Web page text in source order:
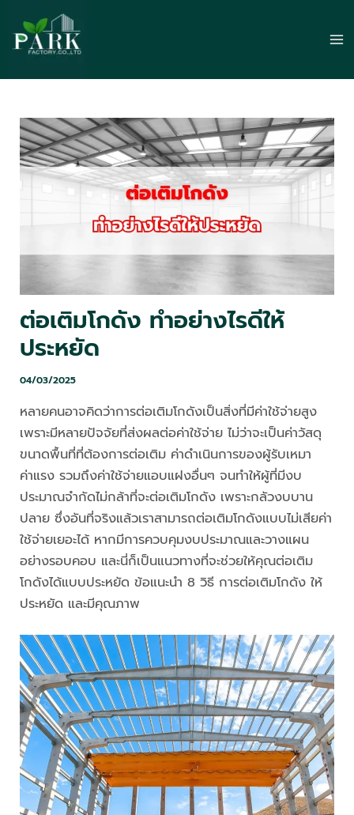
content
ต่อเติมโกดัง ทำอย่างไรดีให้
ประหยัด
04/03/2025
หลายคนอาจคิดว่าการต่อเติมโกดังเป็นสิ่งที่มีค่าใช้จ่ายสูง
เพราะมีหลายปัจจัยที่ส่งผลต่อค่าใช้จ่าย ไม่ว่าจะเป็นค่าวัสดุ
ขนาดพื้นที่ที่ต้องการต่อเติม ค่าดำเนินการของผู้รับเหมา
ค่าแรง รวมถึงค่าใช้จ่ายแอบแฝงอื่นๆ จนทำให้ผู้ที่มีงบ
ประมาณจำกัดไม่กล้าที่จะต่อเติมโกดัง เพราะกลัวงบบาน
ปลาย ซึ่งอันที่จริงแล้วเราสามารถต่อเติมโกดังแบบไม่เสียค่า
ใช้จ่ายเยอะได้ หากมีการควบคุมงบประมาณและวางแผน
อย่างรอบคอบ และนี่ก็เป็นแนวทางที่จะช่วยให้คุณต่อเติม
โกดังได้แบบประหยัด ข้อแนะนำ 8 วิธี การต่อเติมโกดัง ให้
ประหยัด และมีคุณภาพ